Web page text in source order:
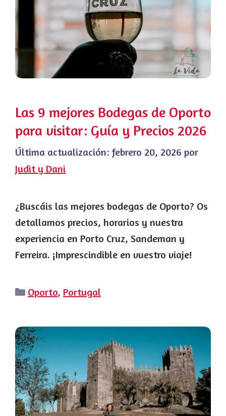
Las 9 mejores Bodegas de Oporto
para visitar: Guía y Precios 2026
Última actualización: febrero 20, 2026 por
Judit y Dani
¿Buscáis las mejores bodegas de Oporto? Os
detallamos precios, horarios y nuestra
experiencia en Porto Cruz, Sandeman y
Ferreira. ¡Imprescindible en vuestro viaje!
Categorías
Oporto, Portugal